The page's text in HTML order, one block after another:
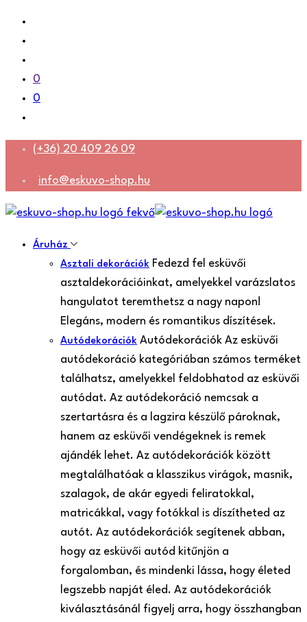
0
0
(+36) 20 409 26 09
info@eskuvo-shop.hu
Áruház
Asztali dekorációk Fedezd fel esküvői
asztaldekorációinkat, amelyekkel varázslatos
hangulatot teremthetsz a nagy napon!
Elegáns, modern és romantikus díszítések.
Autódekorációk Autódekorációk Az esküvői
autódekoráció kategóriában számos terméket
találhatsz, amelyekkel feldobhatod az esküvői
autódat. Az autódekoráció nemcsak a
szertartásra és a lagzira készülő pároknak,
hanem az esküvői vendégeknek is remek
ajándék lehet. Az autódekorációk között
megtalálhatóak a klasszikus virágok, masnik,
szalagok, de akár egyedi feliratokkal,
matricákkal, vagy fotókkal is díszítheted az
autót. Az autódekorációk segítenek abban,
hogy az esküvői autód kitűnjön a
forgalomban, és mindenki lássa, hogy életed
legszebb napját éled. Az autódekorációk
kiválasztásánál figyelj arra, hogy összhangban